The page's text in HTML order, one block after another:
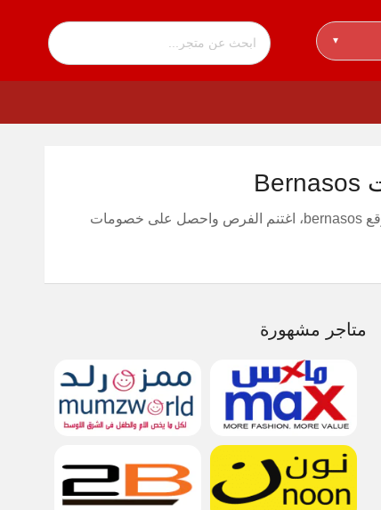
▾
وتمتع بنسبة 10% لكافة المشتريات التي يوفرها موقع bernasos، اغتنم الفرص واحصل على خصومات
متاجر مشهورة